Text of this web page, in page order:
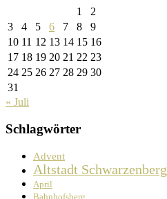
1
2
3
4 5 6 7 8
9
10 11 12 13 14 15 16
17 18 19 20 21 22 23
24 25 26 27 28 29 30
31
« Juli
Schlagwörter
Advent
Altstadt Schwarzenberg
April
Bahnhofsberg